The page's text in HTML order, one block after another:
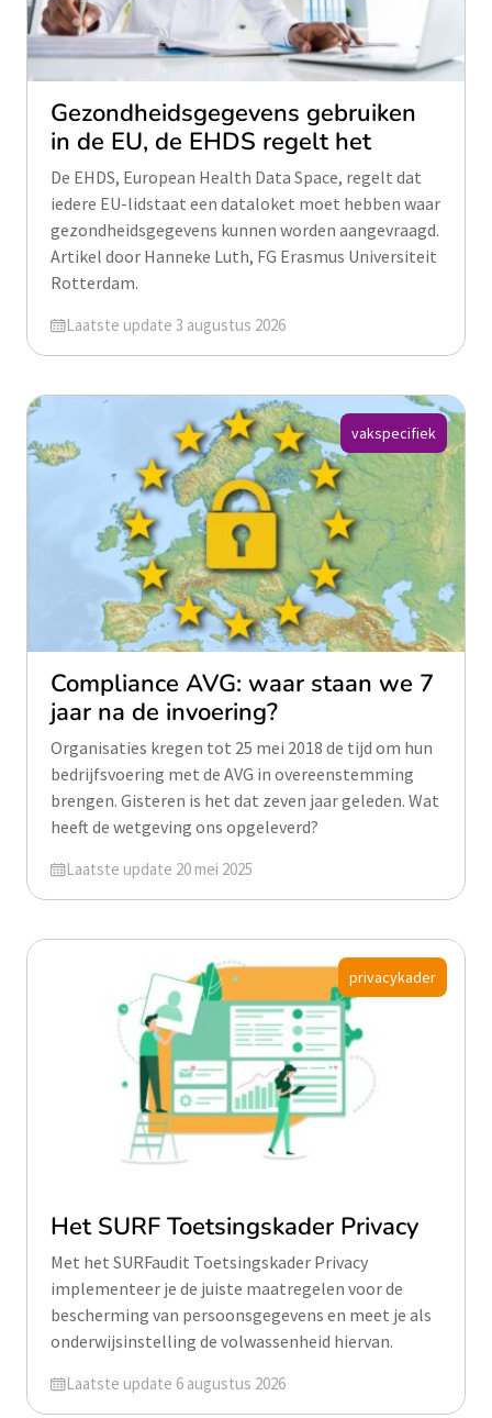
Gezondheidsgegevens gebruiken
in de EU, de EHDS regelt het
De EHDS, European Health Data Space, regelt dat
iedere EU-lidstaat een dataloket moet hebben waar
gezondheidsgegevens kunnen worden aangevraagd.
Artikel door Hanneke Luth, FG Erasmus Universiteit
Rotterdam.
Geüpdatet op
Laatste update 3 augustus 2026
Compliance AVG: waar staan we 7
jaar na de invoering?
Organisaties kregen tot 25 mei 2018 de tijd om hun
bedrijfsvoering met de AVG in overeenstemming
brengen. Gisteren is het dat zeven jaar geleden. Wat
heeft de wetgeving ons opgeleverd?
Geüpdatet op
Laatste update 20 mei 2025
vakspecifiek
Het SURF Toetsingskader Privacy
Met het SURFaudit Toetsingskader Privacy
implementeer je de juiste maatregelen voor de
bescherming van persoonsgegevens en meet je als
onderwijsinstelling de volwassenheid hiervan.
Geüpdatet op
Laatste update 6 augustus 2026
privacykader